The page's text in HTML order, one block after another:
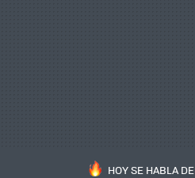
HOY SE HABLA DE